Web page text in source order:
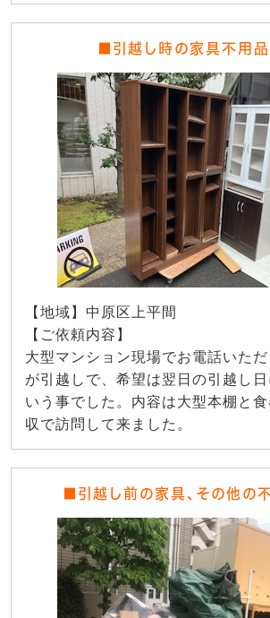
■引越し時の家具不用
【地域】中原区上平間
【ご依頼内容】
大型マンション現場でお電話いた
が引越しで、希望は翌日の引越し
いう事でした。内容は大型本棚と
収で訪問して来ました。
■引越し前の家具、その他の